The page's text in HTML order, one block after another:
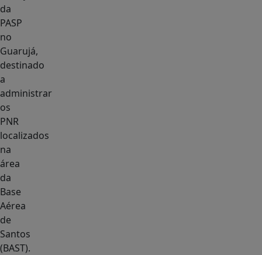
da
PASP
no
Guarujá,
destinado
a
administrar
os
PNR
localizados
na
área
da
Base
Aérea
de
Santos
(BAST).